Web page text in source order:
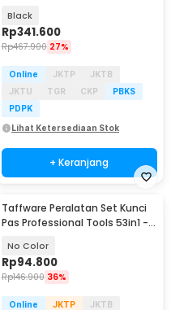
Black
Rp341.600
Rp467.900 27%
Online JKTP
JKTB
JKTU
TGR CKP
PBKS
PDPK
Lihat Ketersediaan Stok
+ Keranjang
Taffware Peralatan Set Kunci
Pas Professional Tools 53in1 -
No Color
Rp94.800
Rp146.900 36%
Online JKTP
JKTB